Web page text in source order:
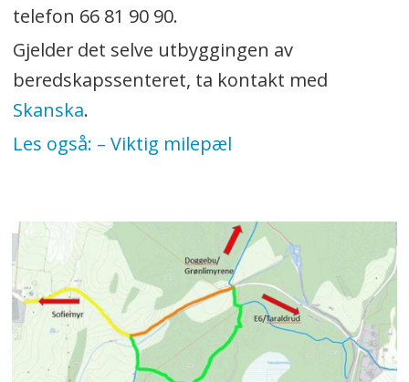
telefon 66 81 90 90.
Gjelder det selve utbyggingen av
beredskapssenteret, ta kontakt med
Skanska.
Les også: – Viktig milepæl